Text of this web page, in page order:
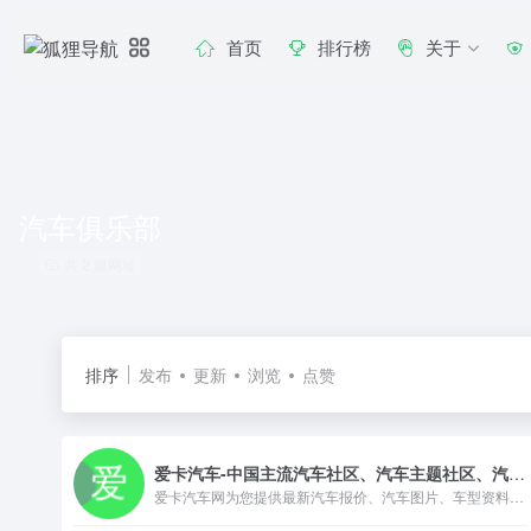
首页 排行榜 关于
排序 发布 更新 浏览 点赞
爱卡汽车-中国主流汽车社区、汽车主题社区、汽车资讯、汽车论坛中心